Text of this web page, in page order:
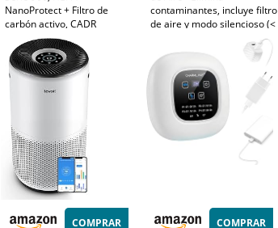
NanoProtect + Filtro de
carbón activo, CADR
250m³/h para alérgicos de
65m², silencioso, inteligente
y de bajo consumo
(AC0950/10)
contaminantes, incluye filtro
de aire y modo silencioso (<
habitaciones de hasta 23 m²
- con puerto de carga USB-
C - CADR: 100 m³/h
COMPRAR COMPRAR